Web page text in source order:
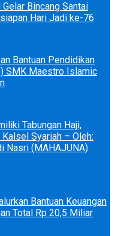
Bincang Santai
Hari Jadi ke-76
Bantuan Pendidikan
SMK Maestro Islamic
Tabungan Haji,
Syariah – Oleh:
Nasri (MAHAJUNA)
Bantuan Keuangan
Total Rp 20,5 Miliar